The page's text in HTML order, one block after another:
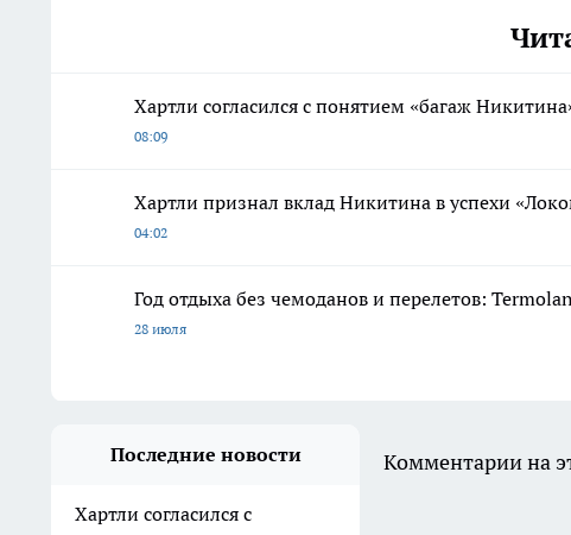
Хартли согласился с понятием «багаж
08:09
Хартли признал вклад Никитина в успехи
04:02
Год отдыха без чемоданов и перелетов:
28 июля
Последние новости
Хартли согласился с
Комментарии на